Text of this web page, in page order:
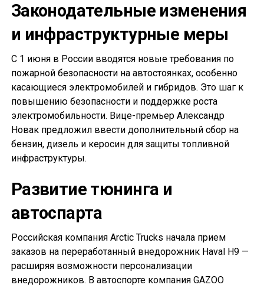
Законодательные изменения
и инфраструктурные меры
С 1 июня в России вводятся новые требования по
пожарной безопасности на автостоянках, особенно
касающиеся электромобилей и гибридов. Это шаг к
повышению безопасности и поддержке роста
электромобильности. Вице-премьер Александр
Новак предложил ввести дополнительный сбор на
бензин, дизель и керосин для защиты топливной
инфраструктуры.
Развитие тюнинга и
автоспарта
Российская компания Arctic Trucks начала прием
заказов на переработанный внедорожник Haval H9 —
расширяя возможности персонализации
внедорожников. В автоспорте компания GAZOO